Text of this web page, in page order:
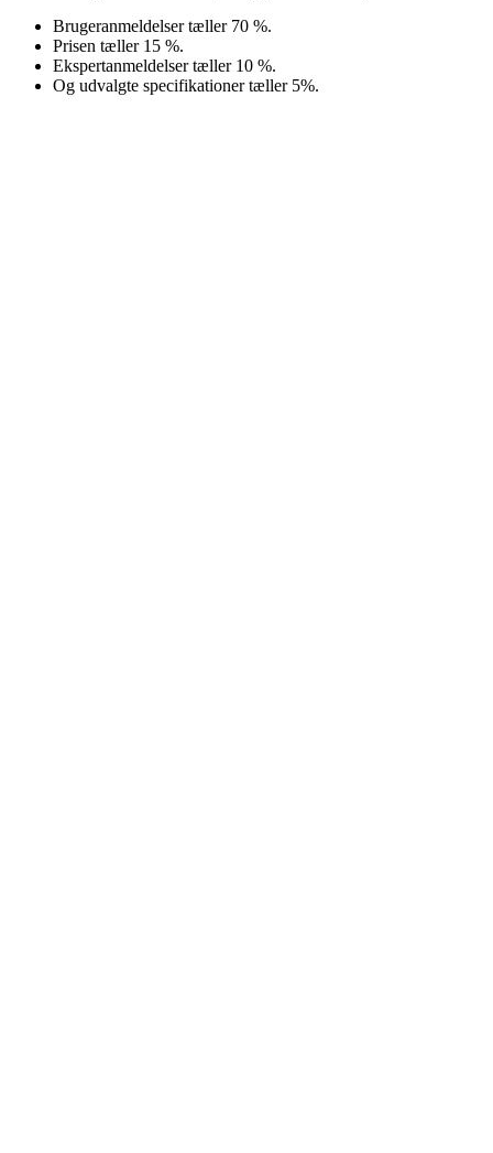
Brugeranmeldelser tæller 70 %.
Prisen tæller 15 %.
Ekspertanmeldelser tæller 10 %.
Og udvalgte specifikationer tæller 5%.